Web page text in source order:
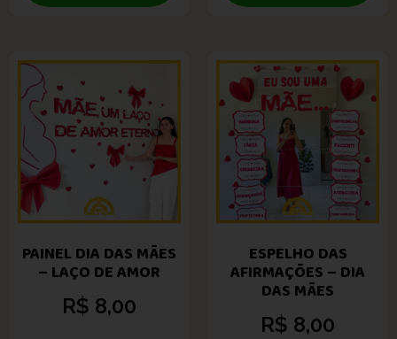
PAINEL DIA DAS MÃES
– LAÇO DE AMOR
R$ 8,00
ESPELHO DAS
AFIRMAÇÕES – DIA
DAS MÃES
R$ 8,00